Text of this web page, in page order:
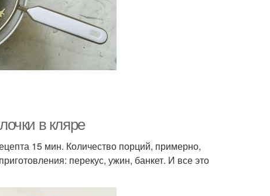
в кляре
15 мин. Количество порций, примерно,
перекус, ужин, банкет. И все это